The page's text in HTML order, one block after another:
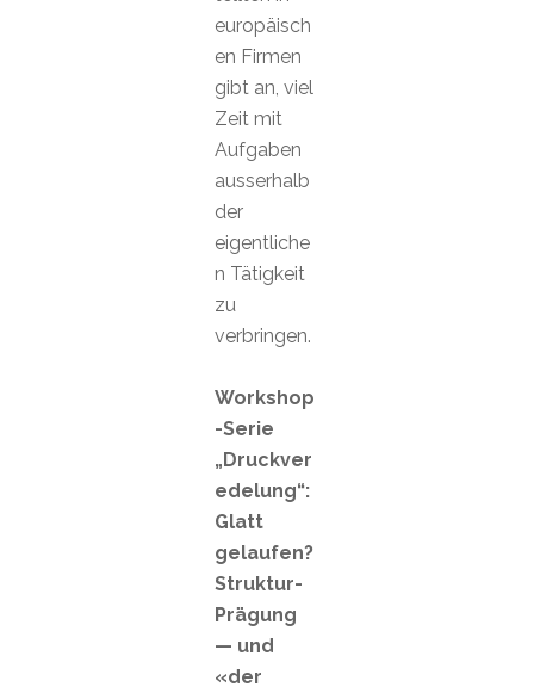
europäisch
en Firmen
gibt an, viel
Zeit mit
Aufgaben
ausserhalb
der
eigentliche
n Tätigkeit
zu
verbringen.
Workshop
-Serie
„Druckver
edelung“:
Glatt
gelaufen?
Struktur-
Prägung
— und
«der